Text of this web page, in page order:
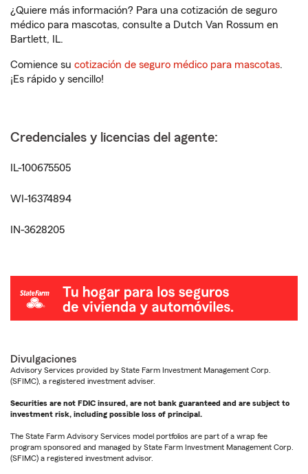
¿Quiere más información? Para una cotización de seguro
médico para mascotas, consulte a Dutch Van Rossum en
Bartlett, IL.
Comience su cotización de seguro médico para mascotas.
¡Es rápido y sencillo!
Credenciales y licencias del agente:
IL-100675505
WI-16374894
IN-3628205
Divulgaciones
Advisory Services provided by State Farm Investment Management Corp.
(SFIMC), a registered investment adviser.
Securities are not FDIC insured, are not bank guaranteed and are subject to
investment risk, including possible loss of principal.
The State Farm Advisory Services model portfolios are part of a wrap fee
program sponsored and managed by State Farm Investment Management Corp.
(SFIMC) a registered investment advisor.